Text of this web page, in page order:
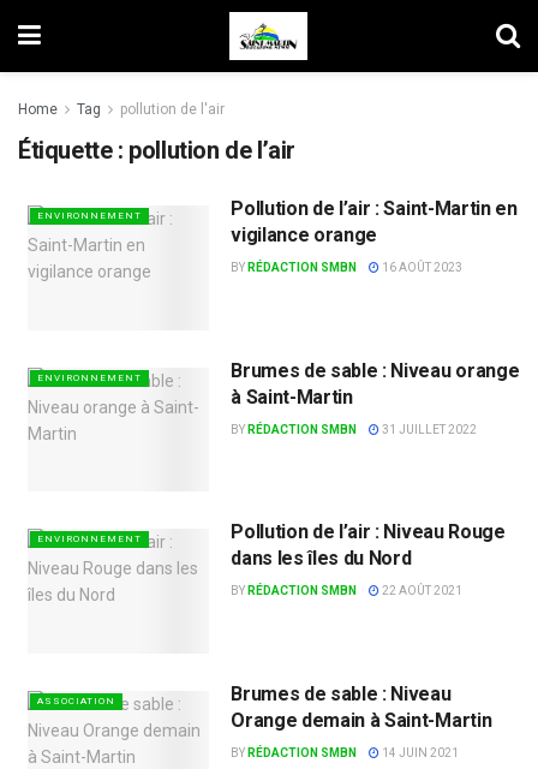
Home Tag pollution de l'air
Étiquette : pollution de l’air
ENVIRONNEMENT
Pollution de l’air : Saint-Martin en
vigilance orange
BY RÉDACTION SMBN 16 AOÛT 2023
ENVIRONNEMENT
Brumes de sable : Niveau orange
à Saint-Martin
BY RÉDACTION SMBN 31 JUILLET 2022
ENVIRONNEMENT
Pollution de l’air : Niveau Rouge
dans les îles du Nord
BY RÉDACTION SMBN 22 AOÛT 2021
ASSOCIATION
Brumes de sable : Niveau
Orange demain à Saint-Martin
BY RÉDACTION SMBN 14 JUIN 2021